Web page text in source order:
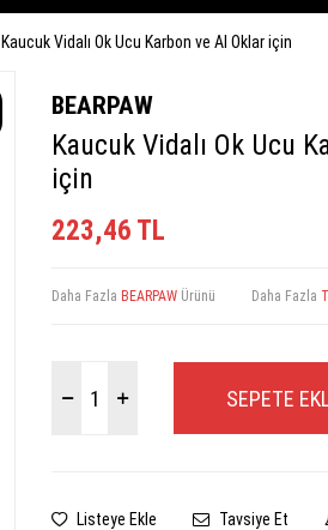
Kaucuk Vidalı Ok Ucu Karbon ve Al Oklar için
BEARPAW
Kaucuk Vidalı Ok Ucu
için
223,46 TL
Daha Fazla BEARPAW Ürünü Daha Fazla
SEPETE
Listeye Ekle Tavsiye Et